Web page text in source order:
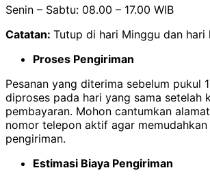
Senin – Sabtu: 08.00 – 17.00 WIB
Catatan: Tutup di hari Minggu dan hari
Proses Pengiriman
Pesanan yang diterima sebelum pukul
diproses pada hari yang sama setelah
pembayaran. Mohon cantumkan
nomor telepon aktif agar
pengiriman.
Estimasi Biaya Pengiriman